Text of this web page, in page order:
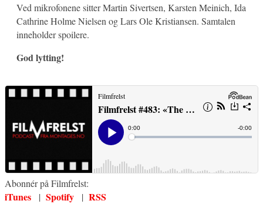
Ved mikrofonene sitter Martin Sivertsen, Karsten Meinich, Ida
Cathrine Holme Nielsen og Lars Ole Kristiansen. Samtalen
inneholder spoilere.
God lytting!
Abonnér på Filmfrelst:
iTunes | Spotify | RSS